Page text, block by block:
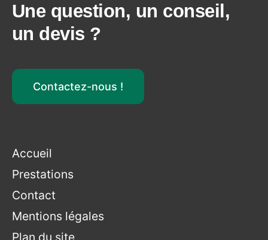
Une question, un conseil,
un devis ?
Contactez-nous !
Accueil
Prestations
Contact
Mentions légales
Plan du site